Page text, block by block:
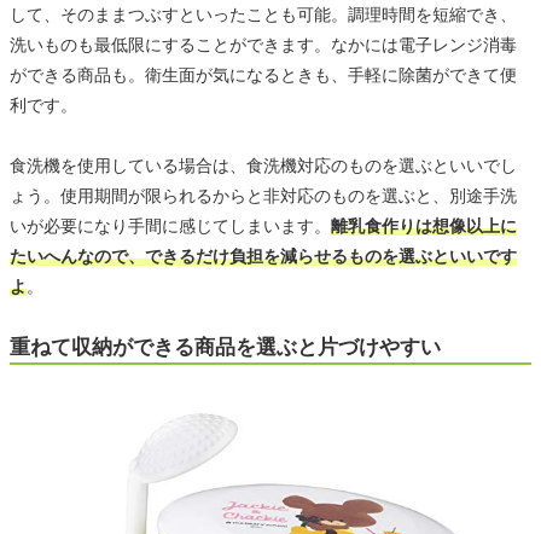
して、そのままつぶすといったことも可能。調理時間を短縮でき、
洗いものも最低限にすることができます。なかには電子レンジ消毒
ができる商品も。衛生面が気になるときも、手軽に除菌ができて便
利です。
食洗機を使用している場合は、食洗機対応のものを選ぶといいでし
ょう。使用期間が限られるからと非対応のものを選ぶと、別途手洗
いが必要になり手間に感じてしまいます。 離乳食作りは想像以上に
たいへんなので、できるだけ負担を減らせるものを選ぶといいです
よ。
重ねて収納ができる商品を選ぶと片づけやすい